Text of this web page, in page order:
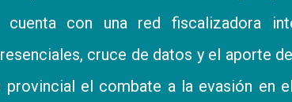
cuenta con una red fiscalizadora
cruce de datos y el aporte
el combate a la evasión en